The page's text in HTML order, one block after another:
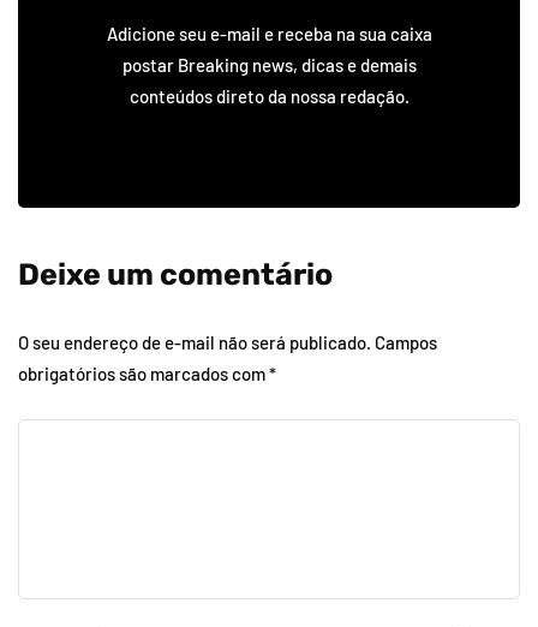
Adicione seu e-mail e receba na sua caixa
postar Breaking news, dicas e demais
conteúdos direto da nossa redação.
Deixe um comentário
O seu endereço de e-mail não será publicado. Campos
obrigatórios são marcados com*